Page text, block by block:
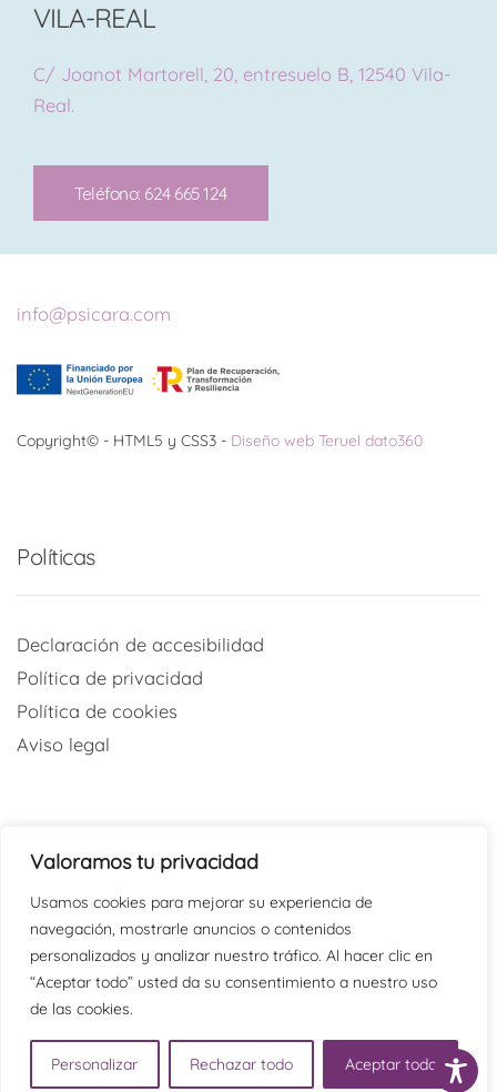
Valoramos tu privacidad
Usamos cookies para mejorar su experiencia de
navegación, mostrarle anuncios o contenidos
personalizados y analizar nuestro tráfico. Al hacer clic en
“Aceptar todo” usted da su consentimiento a nuestro uso
de las cookies.
Personalizar Rechazar todo Aceptar todo
VILA-REAL
C/ Joanot Martorell, 20, entresuelo B, 12540 Vila-
Real.
Teléfono: 624 665 124
info@psicara.com
Copyright© - HTML5 y CSS3 - Diseño web Teruel dato360
Políticas
Declaración de accesibilidad
Política de privacidad
Política de cookies
Aviso legal
Redes sociales
@psicaraoficial
@PSICARAoficial
@psicaraoficial